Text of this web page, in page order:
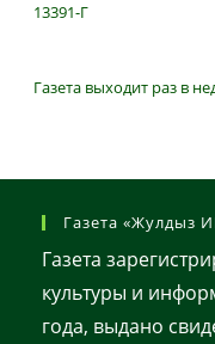
13391-Г
Газета выходит раз в
Газета «Жулдыз
Газета
культуры и
года, выдано